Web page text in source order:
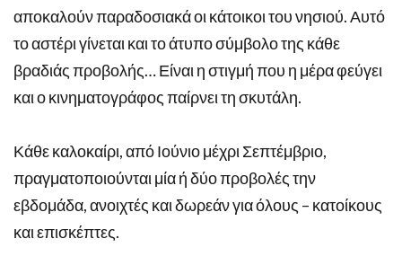
αποκαλούν παραδοσιακά οι κάτοικοι του νησιού. Αυτό
το αστέρι γίνεται και το άτυπο σύμβολο της κάθε
βραδιάς προβολής… Είναι η στιγμή που η μέρα φεύγει
και ο κινηματογράφος παίρνει τη σκυτάλη.
Κάθε καλοκαίρι, από Ιούνιο μέχρι Σεπτέμβριο,
πραγματοποιούνται μία ή δύο προβολές την
εβδομάδα, ανοιχτές και δωρεάν για όλους – κατοίκους
και επισκέπτες.